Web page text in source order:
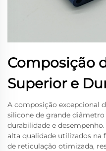
Composição
Superior e
A composição excepcional
silicone de grande
durabilidade e
alta qualidade utilizados na
de reticulação otimizada,